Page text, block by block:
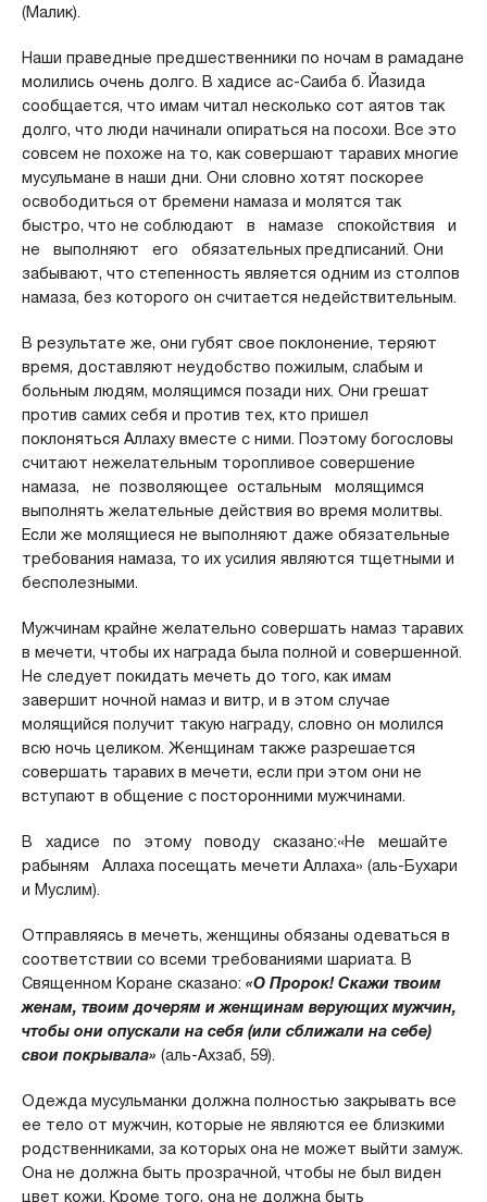
(Малик).
Наши праведные предшественники по ночам в рамадане
молились очень долго. В хадисе ас-Саиба б. Йазида
сообщается, что имам читал несколько сот аятов так
долго, что люди начинали опираться на посохи. Все это
совсем не похоже на то, как совершают таравих многие
мусульмане в наши дни. Они словно хотят поскорее
освободиться от бремени намаза и молятся так
быстро, что не соблюдают в намазе спокойствия и
не выполняют его обязательных предписаний. Они
забывают, что степенность является одним из столпов
намаза, без которого он считается недействительным.
В результате же, они губят свое поклонение, теряют
время, доставляют неудобство пожилым, слабым и
больным людям, молящимся позади них. Они грешат
против самих себя и против тех, кто пришел
поклоняться Аллаху вместе с ними. Поэтому богословы
считают нежелательным торопливое совершение
намаза, не позволяющее остальным молящимся
выполнять желательные действия во время молитвы.
Если же молящиеся не выполняют даже обязательные
требования намаза, то их усилия являются тщетными и
бесполезными.
Мужчинам крайне желательно совершать намаз таравих
в мечети, чтобы их награда была полной и совершенной.
Не следует покидать мечеть до того, как имам
завершит ночной намаз и витр, и в этом случае
молящийся получит такую награду, словно он молился
всю ночь целиком. Женщинам также разрешается
совершать таравих в мечети, если при этом они не
вступают в общение с посторонними мужчинами.
В хадисе по этому поводу сказано:«Не мешайте
рабыням Аллаха посещать мечети Аллаха» (аль-Бухари
и Муслим).
Отправляясь в мечеть, женщины обязаны одеваться в
соответствии со всеми требованиями шариата. В
Священном Коране сказано: «О Пророк! Скажи твоим
женам, твоим дочерям и женщинам верующих мужчин,
чтобы они опускали на себя (или сближали на себе)
свои покрывала» (аль-Ахзаб, 59).
Одежда мусульманки должна полностью закрывать все
ее тело от мужчин, которые не являются ее близкими
родственниками, за которых она не может выйти замуж.
Она не должна быть прозрачной, чтобы не был виден
цвет кожи. Кроме того, она не должна быть